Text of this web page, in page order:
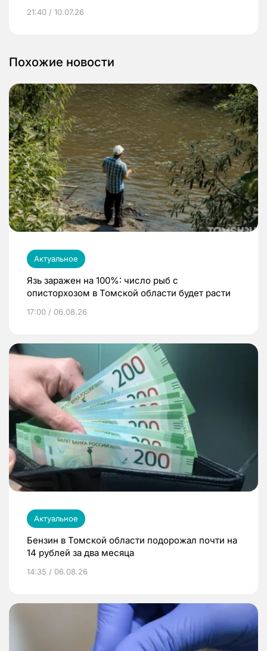
21:40 / 10.07.26
Похожие новости
Актуальное
Язь заражен на 100%: число рыб с
описторхозом в Томской области будет расти
17:00 / 06.08.26
Актуальное
Бензин в Томской области подорожал почти на
14 рублей за два месяца
14:35 / 06.08.26